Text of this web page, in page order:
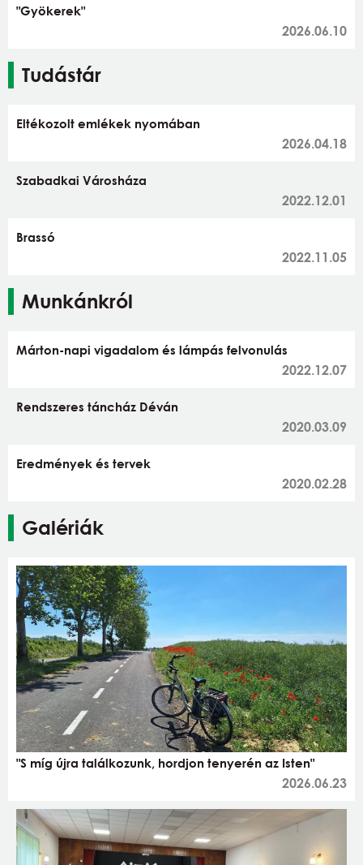
"Gyökerek"
2026.06.10
Tudástár
Eltékozolt emlékek nyomában
2026.04.18
Szabadkai Városháza
2022.12.01
Brassó
2022.11.05
Munkánkról
Márton-napi vigadalom és lámpás felvonulás
2022.12.07
Rendszeres táncház Déván
2020.03.09
Eredmények és tervek
2020.02.28
Galériák
"S míg újra találkozunk, hordjon tenyerén az Isten"
2026.06.23